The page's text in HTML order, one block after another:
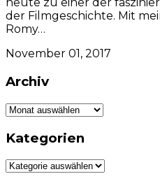
heute zu einer der
der Filmgeschichte. Mit
Romy…
November 01, 2017
Archiv
Archiv
Kategorien
Kategorien